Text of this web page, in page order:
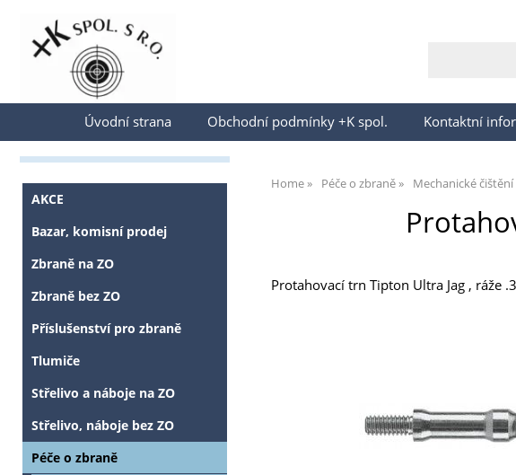
Přihlásit se
Úvodní strana Obchodní podmínky +K spol. Kontaktní
Home Péče o zbraně Mechanické čištění
Protahovací trn Tipton Ultra Jag , ráže
AKCE
Bazar, komisní prodej
Zbraně na ZO
Zbraně bez ZO
Příslušenství pro zbraně
Tlumiče
Střelivo a náboje na ZO
Střelivo, náboje bez ZO
Péče o zbraně